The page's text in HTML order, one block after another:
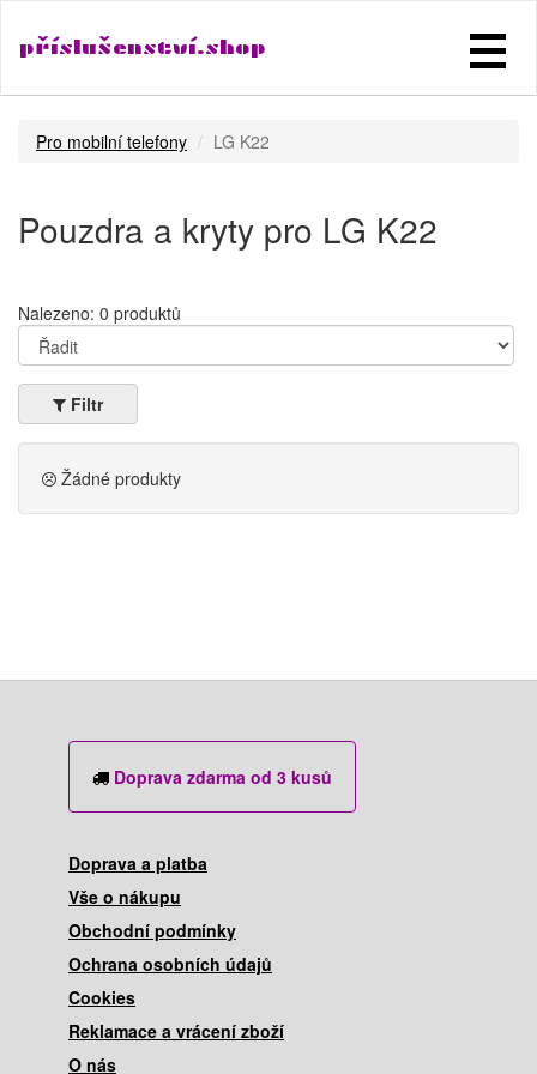
příslušenství.shop
Pro mobilní telefony LG K22
Pouzdra a kryty pro LG K22
Nalezeno: 0 produktů
Filtr
Žádné produkty
Doprava zdarma od 3 kusů
Doprava a platba
Vše o nákupu
Obchodní podmínky
Ochrana osobních údajů
Cookies
Reklamace a vrácení zboží
O nás